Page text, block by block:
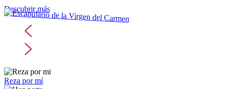
Descubrir más
Reza por mí